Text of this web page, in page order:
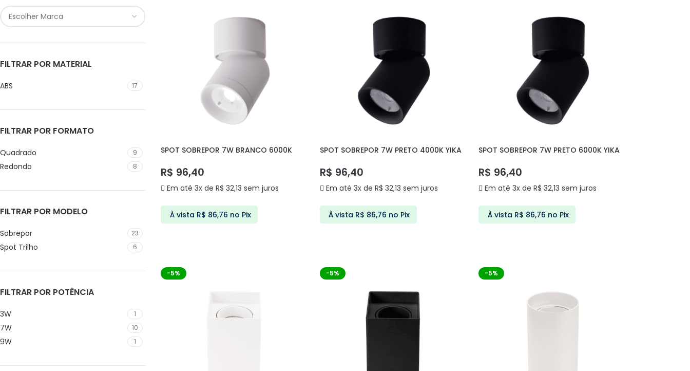
FILTRAR POR MATERIAL
ABS 17
FILTRAR POR FORMATO
Quadrado 9
Redondo 8
FILTRAR POR MODELO
Sobrepor 23
Spot Trilho 6
FILTRAR POR POTÊNCIA
3W 1
7W 10
9W 1
SPOT SOBREPOR 7W BRANCO 6000K
R$ 96,40
Em até 3x de R$ 32,13 sem juros
À vista R$ 86,76 no Pix
SPOT SOBREPOR 7W PRETO 4000K YIKA
R$ 96,40
Em até 3x de R$ 32,13 sem juros
À vista R$ 86,76 no Pix
SPOT SOBREPOR 7W PRETO 6000K YIKA
R$ 96,40
Em até 3x deR$ 32,13 sem juros
À vista R$ 86,76 no Pix
-5% -5% -5%